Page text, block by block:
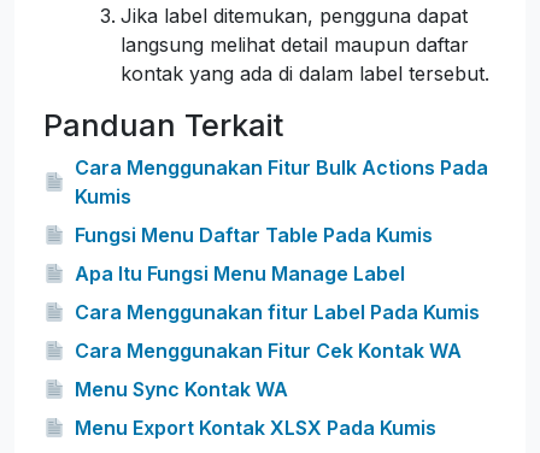
Jika label ditemukan, pengguna dapat
langsung melihat detail maupun daftar
kontak yang ada di dalam label tersebut.
Panduan Terkait
Cara Menggunakan Fitur Bulk Actions Pada
Kumis
Fungsi Menu Daftar Table Pada Kumis
Apa Itu Fungsi Menu Manage Label
Cara Menggunakan fitur Label Pada Kumis
Cara Menggunakan Fitur Cek Kontak WA
Menu Sync Kontak WA
Menu Export Kontak XLSX Pada Kumis